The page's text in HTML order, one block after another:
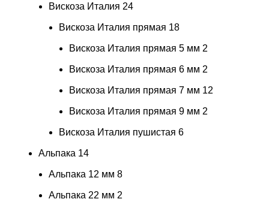
Вискоза Италия 24
Вискоза Италия прямая 18
Вискоза Италия прямая 5 мм 2
Вискоза Италия прямая 6 мм 2
Вискоза Италия прямая 7 мм 12
Вискоза Италия прямая 9 мм 2
Вискоза Италия пушистая 6
Альпака 14
Альпака 12 мм 8
Альпака 22 мм 2